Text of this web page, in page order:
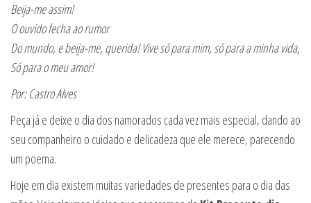
Beija-me assim!
O ouvido fecha ao rumor
Do mundo, e beija-me, querida! Vive só para mim, só para a minha vida,
Só para o meu amor!
Por: Castro Alves
Peça já e deixe o dia dos namorados cada vez mais especial, dando ao
seu companheiro o cuidado e delicadeza que ele merece, parecendo
um poema.
Hoje em dia existem muitas variedades de presentes para o dia das